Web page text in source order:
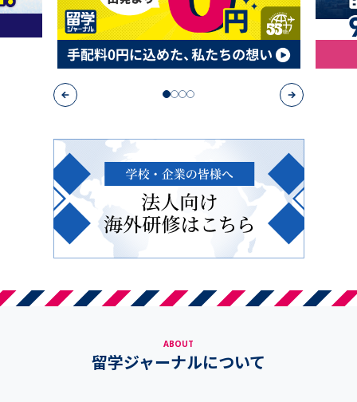
留学ジャーナルについて
ABOUT